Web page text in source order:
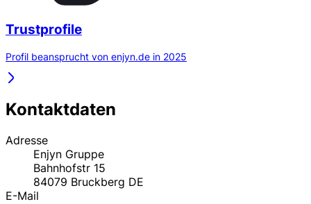
Trustprofile
Profil beansprucht von enjyn.de in 2025
Kontaktdaten
Adresse
Enjyn Gruppe
Bahnhofstr 15
84079 Bruckberg DE
E-Mail